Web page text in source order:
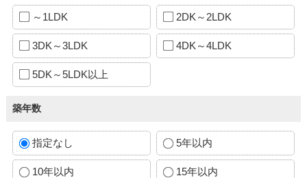
～1LDK 2DK～2LDK
3DK～3LDK 4DK～4LDK
5DK～5LDK以上
築年数
指定なし 5年以内
10年以内 15年以内